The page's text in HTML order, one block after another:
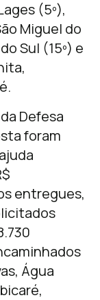
(5º),
Miguel do
Sul (15º) e
Defesa
foram
entregues,
Água